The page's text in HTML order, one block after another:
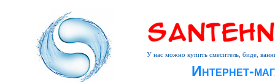
Интернет-
У нас можно купить смеситель, биде,